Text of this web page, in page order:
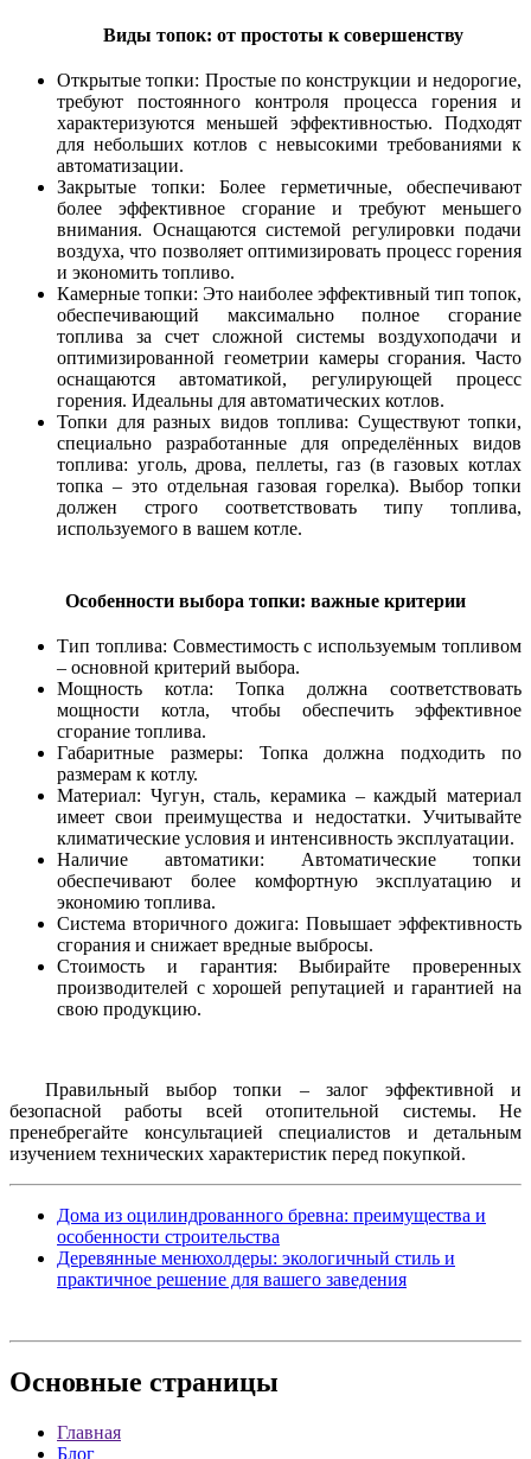
Виды топок: от простоты к совершенству
Открытые топки: Простые по конструкции и недорогие,
требуют постоянного контроля процесса горения и
характеризуются меньшей эффективностью. Подходят
для небольших котлов с невысокими требованиями к
автоматизации.
Закрытые топки: Более герметичные, обеспечивают
более эффективное сгорание и требуют меньшего
внимания. Оснащаются системой регулировки подачи
воздуха, что позволяет оптимизировать процесс горения
и экономить топливо.
Камерные топки: Это наиболее эффективный тип топок,
обеспечивающий максимально полное сгорание
топлива за счет сложной системы воздухоподачи и
оптимизированной геометрии камеры сгорания. Часто
оснащаются автоматикой, регулирующей процесс
горения. Идеальны для автоматических котлов.
Топки для разных видов топлива: Существуют топки,
специально разработанные для определённых видов
топлива: уголь, дрова, пеллеты, газ (в газовых котлах
топка – это отдельная газовая горелка). Выбор топки
должен строго соответствовать типу топлива,
используемого в вашем котле.
Особенности выбора топки: важные критерии
Тип топлива: Совместимость с используемым топливом
– основной критерий выбора.
Мощность котла: Топка должна соответствовать
мощности котла, чтобы обеспечить эффективное
сгорание топлива.
Габаритные размеры: Топка должна подходить по
размерам к котлу.
Материал: Чугун, сталь, керамика – каждый материал
имеет свои преимущества и недостатки. Учитывайте
климатические условия и интенсивность эксплуатации.
Наличие автоматики: Автоматические топки
обеспечивают более комфортную эксплуатацию и
экономию топлива.
Система вторичного дожига: Повышает эффективность
сгорания и снижает вредные выбросы.
Стоимость и гарантия: Выбирайте проверенных
производителей с хорошей репутацией и гарантией на
свою продукцию.
Правильный выбор топки – залог эффективной и
безопасной работы всей отопительной системы. Не
пренебрегайте консультацией специалистов и детальным
изучением технических характеристик перед покупкой.
Дома из оцилиндрованного бревна: преимущества и
особенности строительства
Деревянные менюхолдеры: экологичный стиль и
практичное решение для вашего заведения
Основные страницы
Главная
Блог